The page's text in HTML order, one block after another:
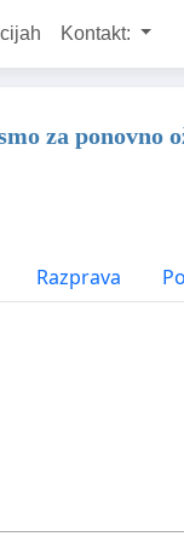
Kontakt:
za ponovno
Razprava